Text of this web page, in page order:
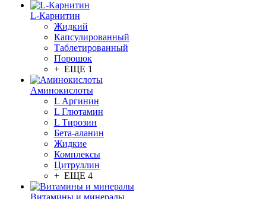
L-Карнитин
Жидкий
Капсулированный
Таблетированный
Порошок
+ ЕЩЕ 1
Аминокислоты
L Аргинин
L Глютамин
L Тирозин
Бета-аланин
Жидкие
Комплексы
Цитруллин
+ ЕЩЕ 4
Витамины и минералы